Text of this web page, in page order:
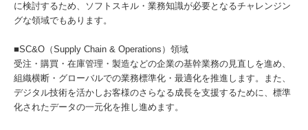
に検討するため、ソフトスキル・業務知識が必要となるチャレンジン
グな領域でもあります。
■SC&O（Supply Chain & Operations）領域
受注・購買・在庫管理・製造などの企業の基幹業務の見直しを進め、
組織横断・グローバルでの業務標準化・最適化を推進します。また、
デジタル技術を活かしお客様のさらなる成長を支援するために、標準
化されたデータの一元化を推し進めます。